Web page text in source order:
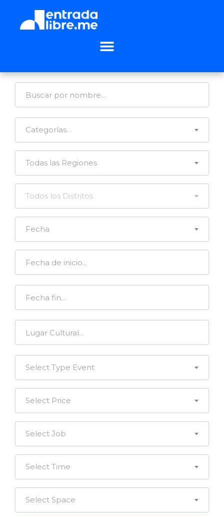
Categorías…
Todas las Regiones
Todos los Distritos
Fecha
Select Type Event
Select Price
Select Job
Select Time
Select Space